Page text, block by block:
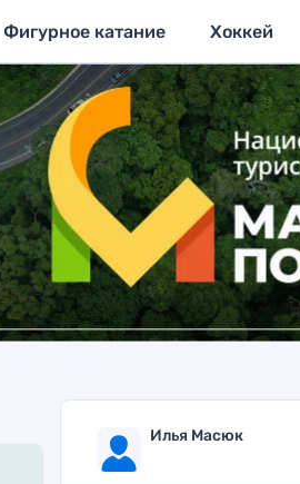
Фигурное катание Хоккей
Илья Масюк